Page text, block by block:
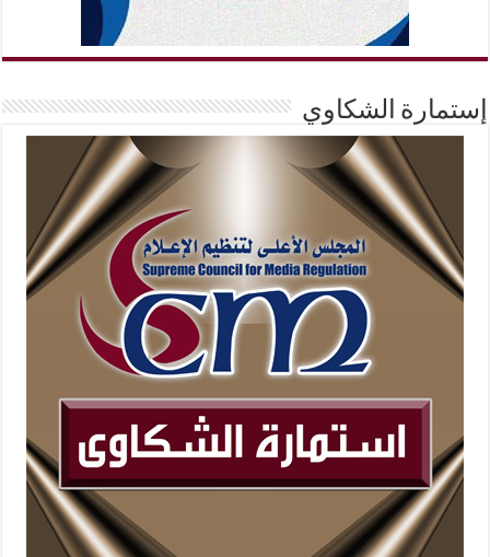
إستمارة الشكاوي